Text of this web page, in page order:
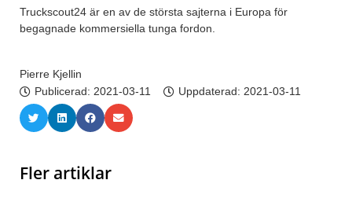
Truckscout24 är en av de största sajterna i Europa för
begagnade kommersiella tunga fordon.
Pierre Kjellin
Publicerad: 2021-03-11 Uppdaterad: 2021-03-11
Fler artiklar